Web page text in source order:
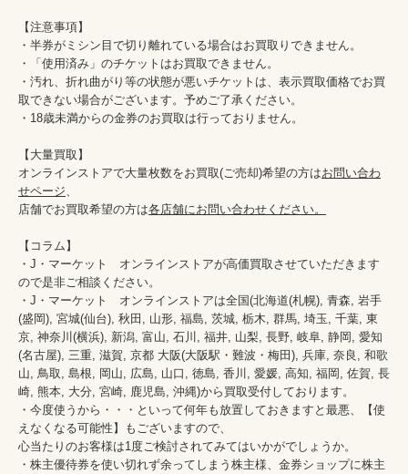
【注意事項】
・半券がミシン目で切り離れている場合はお買取りできません。
・「使用済み」のチケットはお買取できません。
・汚れ、折れ曲がり等の状態が悪いチケットは、表示買取価格でお買
取できない場合がございます。予めご了承ください。
・18歳未満からの金券のお買取は行っておりません。
【大量買取】
オンラインストアで大量枚数をお買取(ご売却)希望の方はお問い合わ
せページ
店舗でお買取希望の方は各店舗にお問い合わせください。
【コラム】
・J・マーケット　オンラインストアが高価買取させていただきます
ので是非ご相談ください。
・J・マーケット　オンラインストアは全国(北海道(札幌), 青森, 岩手
(盛岡), 宮城(仙台), 秋田, 山形, 福島, 茨城, 栃木, 群馬, 埼玉, 千葉, 東
京, 神奈川(横浜), 新潟, 富山, 石川, 福井, 山梨, 長野, 岐阜, 静岡, 愛知
(名古屋), 三重, 滋賀, 京都 大阪(大阪駅・難波・梅田), 兵庫, 奈良, 和歌
山, 鳥取, 島根, 岡山, 広島, 山口, 徳島, 香川, 愛媛, 高知, 福岡, 佐賀, 長
崎, 熊本, 大分, 宮崎, 鹿児島, 沖縄)から買取受付しております。
・今度使うから・・・といって何年も放置しておきますと最悪、【使
えなくなる可能性】もございますので、
心当たりのお客様は1度ご検討されてみてはいかがでしょうか。
・株主優待券を使い切れず余ってしまう株主様、金券ショップに株主